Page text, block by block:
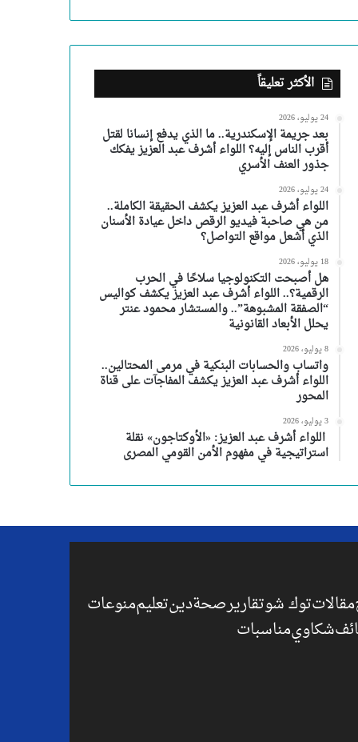
الأكثر تعليقاً
24 يوليو، 2026
بعد جريمة الإسكندرية.. ما الذي يدفع إنسانا لقتل
أقرب الناس إليه؟ اللواء أشرف عبد العزيز يفكك
جذور العنف الأسري
24 يوليو، 2026
اللواء أشرف عبد العزيز يكشف الحقيقة الكاملة..
من هي صاحبة فيديو الرقص داخل عيادة الأسنان
الذي أشعل مواقع التواصل؟
18 يوليو، 2026
هل أصبحت التكنولوجيا سلاحًا في الحرب
الرقمية؟.. اللواء أشرف عبد العزيز يكشف كواليس
“الصفقة المشبوهة”.. والمستشار محمود عنتر
يحلل الأبعاد القانونية
8 يوليو، 2026
واتساب والحسابات البنكية في مرمى المحتالين..
اللواء أشرف عبد العزيز يكشف المفاجآت على قناة
المحور
3 يوليو، 2026
اللواء أشرف عبد العزيز: «الأوكتاجون» نقلة
استراتيجية في مفهوم الأمن القومي المصرى
مقالاتتوك شوتقاريرصحةدينتعليممنوعات
شكاويمناسبات